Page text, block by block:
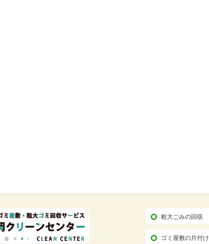
粗大ごみの回収
ゴミ屋敷の片付け